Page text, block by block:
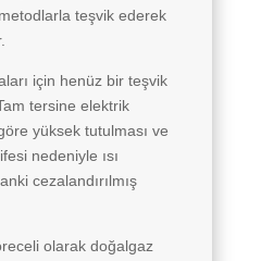
teşvik ederek
için henüz bir teşvik
tersine elektrik
yüksek tutulması ve
nedeniyle ısı
cezalandırılmış
olarak doğalgaz